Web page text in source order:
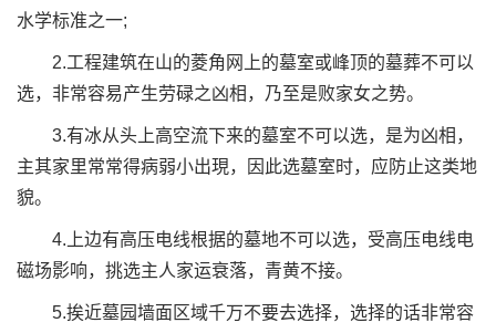
水学标准之一;
2.工程建筑在山的菱角网上的墓室或峰顶的墓葬不可以
选，非常容易产生劳碌之凶相，乃至是败家女之势。
3.有冰从头上高空流下来的墓室不可以选，是为凶相，
主其家里常常得病弱小出現，因此选墓室时，应防止这类地
貌。
4.上边有高压电线根据的墓地不可以选，受高压电线电
磁场影响，挑选主人家运衰落，青黄不接。
5.挨近墓园墙面区域千万不要去选择，选择的话非常容